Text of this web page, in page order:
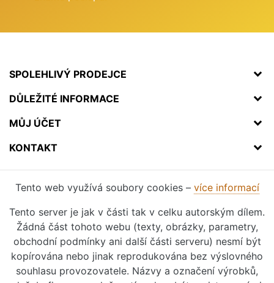
SPOLEHLIVÝ PRODEJCE
DŮLEŽITÉ INFORMACE
MŮJ ÚČET
KONTAKT
Tento web využívá soubory cookies – více informací
Tento server je jak v části tak v celku autorským dílem.
Žádná část tohoto webu (texty, obrázky, parametry,
obchodní podmínky ani další části serveru) nesmí být
kopírována nebo jinak reprodukována bez výslovného
souhlasu provozovatele. Názvy a označení výrobků,